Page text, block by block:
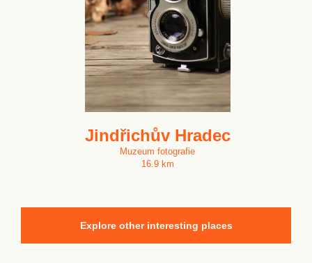
Jindřichův Hradec
Muzeum fotografie
16.9 km
Explore other interesting places